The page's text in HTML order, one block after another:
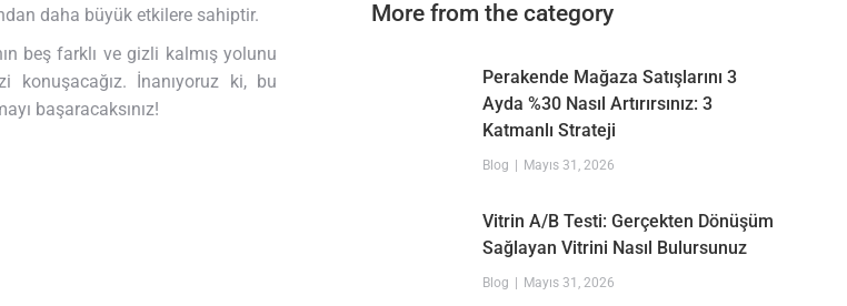
daha büyük etkilere sahiptir.
beş farklı ve gizli kalmış yolunu
konuşacağız. İnanıyoruz ki, bu
başaracaksınız!
More from the category
Perakende Mağaza Satışlarını 3
Ayda %30 Nasıl Artırırsınız: 3
Katmanlı Strateji
Blog Mayıs 31, 2026
Vitrin A/B Testi: Gerçekten Dönüşüm
Sağlayan Vitrini Nasıl Bulursunuz
Blog Mayıs 31, 2026